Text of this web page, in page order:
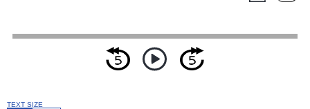
TEXT SIZE